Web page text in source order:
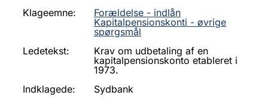
Klageemne:
Forældelse - indlån
Kapitalpensionskonti - øvrige
spørgsmål
Ledetekst:
Krav om udbetaling af en
kapitalpensionskonto etableret i
1973.
Indklagede:
Sydbank